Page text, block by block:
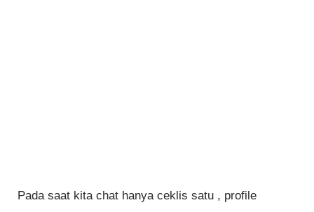
Pada saat kita chat hanya ceklis satu , profile